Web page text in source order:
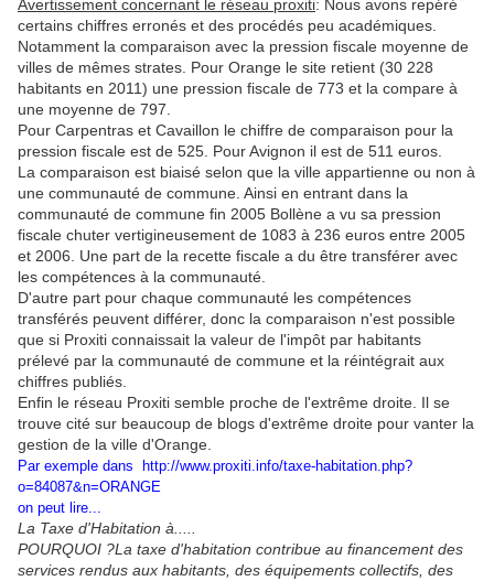
Avertissement concernant le réseau proxiti: Nous avons repéré
certains chiffres erronés et des procédés peu académiques.
Notamment la comparaison avec la pression fiscale moyenne de
villes de mêmes strates. Pour Orange le site retient (30 228
habitants en 2011) une pression fiscale de 773 et la compare à
une moyenne de 797.
Pour Carpentras et Cavaillon le chiffre de comparaison pour la
pression fiscale est de 525. Pour Avignon il est de 511 euros.
La comparaison est biaisé selon que la ville appartienne ou non à
une communauté de commune. Ainsi en entrant dans la
communauté de commune fin 2005 Bollène a vu sa pression
fiscale chuter vertigineusement de 1083 à 236 euros entre 2005
et 2006. Une part de la recette fiscale a du être transférer avec
les compétences à la communauté.
D'autre part pour chaque communauté les compétences
transférés peuvent différer, donc la comparaison n'est possible
que si Proxiti connaissait la valeur de l'impôt par habitants
prélevé par la communauté de commune et la réintégrait aux
chiffres publiés.
Enfin le réseau Proxiti semble proche de l'extrême droite. Il se
trouve cité sur beaucoup de blogs d'extrême droite pour vanter la
gestion de la ville d'Orange.
Par exemple dans http://www.proxiti.info/taxe-habitation.php?
o=84087&n=ORANGE
on peut lire...
La Taxe d'Habitation à.....
POURQUOI ?La taxe d'habitation contribue au financement des
services rendus aux habitants, des équipements collectifs, des